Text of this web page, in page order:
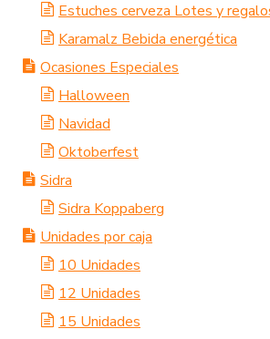
Estuches cerveza Lotes y
Karamalz Bebida energética
Ocasiones Especiales
Halloween
Navidad
Oktoberfest
Sidra
Sidra Koppaberg
Unidades por caja
10 Unidades
12 Unidades
15 Unidades